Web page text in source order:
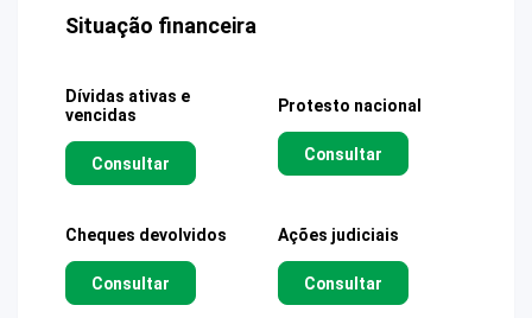
Situação financeira
Dívidas ativas e
vencidas
Consultar
Protesto nacional
Consultar
Cheques devolvidos
Consultar
Ações judiciais
Consultar